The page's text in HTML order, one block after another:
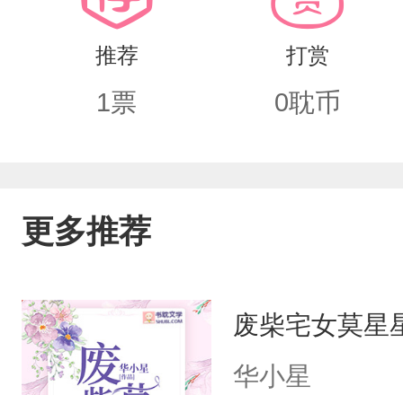
推荐
1票
打赏
0耽币
更多推荐
废柴宅女莫星
华小星